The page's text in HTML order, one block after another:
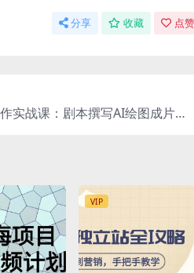
分享 收藏 点
实战课：剧本撰写AI绘图成片剪
VIP